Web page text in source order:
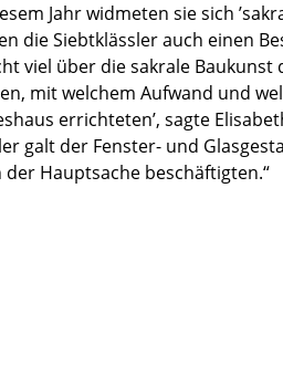
Jahr widme­ten sie sich
die Siebt­kläss­ler auch einen
viel über die sakrale
mit welchem Aufwand und
errich­te­ten’, sagte
galt der Fenster- und
der Haupt­sa­che beschäf­tig­ten.“